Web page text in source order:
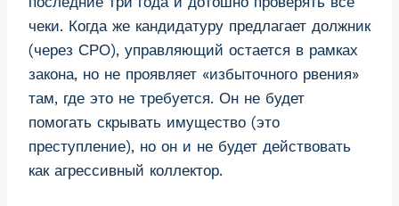
чеки. Когда же кандидатуру предлагает должник
(через СРО), управляющий остается в рамках
закона, но не проявляет «избыточного рвения»
там, где это не требуется. Он не будет
помогать скрывать имущество (это
преступление), но он и не будет действовать
как агрессивный коллектор.